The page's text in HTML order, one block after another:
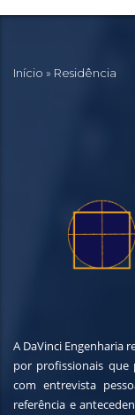
Início » Residência
A DaVinci Engenharia
por profissionais que
com entrevista
referência e